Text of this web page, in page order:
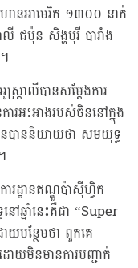
នអាមេរិក ១៣០០ នាក់
ជប៉ុន សិង្ហបុរី បារាំង
ត្រាលីបានសម្តែងការ
ារអះអាងរបស់ចិននៅក្នុង
នបាននិយាយថា សមយុទ្ធ
រដ្ឋានឥណ្ឌូប៉ាស៊ីហ្វិក
ឆ្នាំនេះគឺជា “Super
បន្ថែមថា ពួកគេ
យមិនមានការបញ្ជាក់